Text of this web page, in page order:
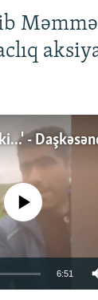
currently
6:51